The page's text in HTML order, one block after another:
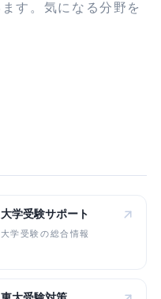
す。気になる分野を
大学受験サポート
大学受験の総合情報